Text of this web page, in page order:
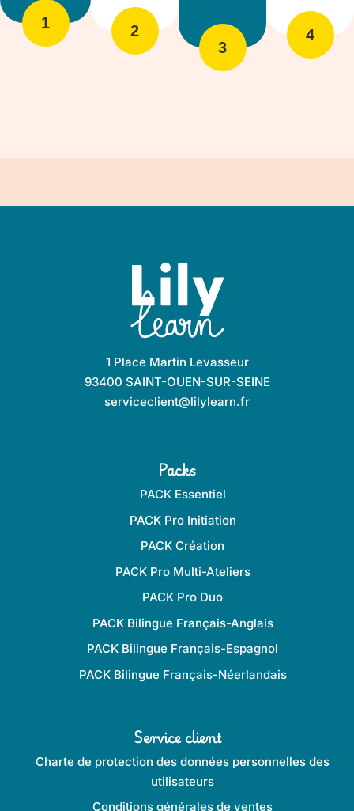
1 2
3
4
1 Place Martin Levasseur
93400 SAINT-OUEN-SUR-SEINE
serviceclient@lilylearn.fr
Packs
PACK Essentiel
PACK Pro Initiation
PACK Création
PACK Pro Multi-Ateliers
PACK Pro Duo
PACK Bilingue Français-Anglais
PACK Bilingue Français-Espagnol
PACK Bilingue Français-Néerlandais
Service client
Charte de protection des données personnelles des
utilisateurs
Conditions générales de ventes